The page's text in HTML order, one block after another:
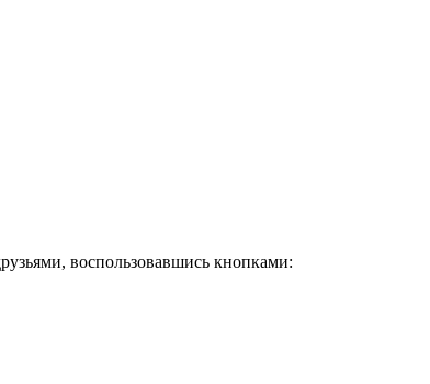
воспользовавшись кнопками: